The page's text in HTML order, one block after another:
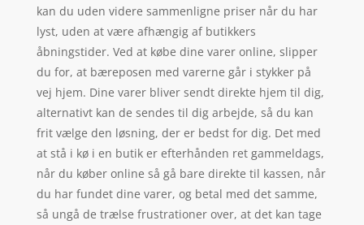
kan du uden videre sammenligne priser når du har
lyst, uden at være afhængig af butikkers
åbningstider. Ved at købe dine varer online, slipper
du for, at bæreposen med varerne går i stykker på
vej hjem. Dine varer bliver sendt direkte hjem til dig,
alternativt kan de sendes til dig arbejde, så du kan
frit vælge den løsning, der er bedst for dig. Det med
at stå i kø i en butik er efterhånden ret gammeldags,
når du køber online så gå bare direkte til kassen, når
du har fundet dine varer, og betal med det samme,
så ungå de trælse frustrationer over, at det kan tage